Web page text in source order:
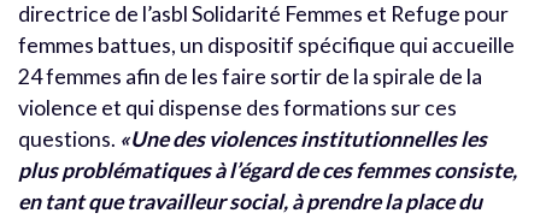
directrice de l’asbl Solidarité Femmes et Refuge pour
femmes battues, un dispositif spécifique qui accueille
24 femmes afin de les faire sortir de la spirale de la
violence et qui dispense des formations sur ces
questions. «Une des violences institutionnelles les
plus problématiques à l’égard de ces femmes consiste,
en tant que travailleur social, à prendre la place du